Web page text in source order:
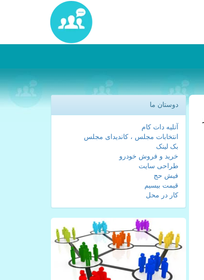
دوستان ما
آتلیه دات کام
انتخابات مجلس ، کاندیدای مجلس
بک لینک
خرید و فروش خودرو
طراحی سایت
فیش حج
قیمت بیسیم
کار در محل